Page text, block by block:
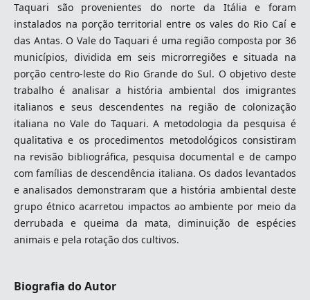
Taquari são provenientes do norte da Itália e foram
instalados na porção territorial entre os vales do Rio Caí e
das Antas. O Vale do Taquari é uma região composta por 36
municípios, dividida em seis microrregiões e situada na
porção centro-leste do Rio Grande do Sul. O objetivo deste
trabalho é analisar a história ambiental dos imigrantes
italianos e seus descendentes na região de colonização
italiana no Vale do Taquari. A metodologia da pesquisa é
qualitativa e os procedimentos metodológicos consistiram
na revisão bibliográfica, pesquisa documental e de campo
com famílias de descendência italiana. Os dados levantados
e analisados demonstraram que a história ambiental deste
grupo étnico acarretou impactos ao ambiente por meio da
derrubada e queima da mata, diminuição de espécies
animais e pela rotação dos cultivos.
Biografia do Autor